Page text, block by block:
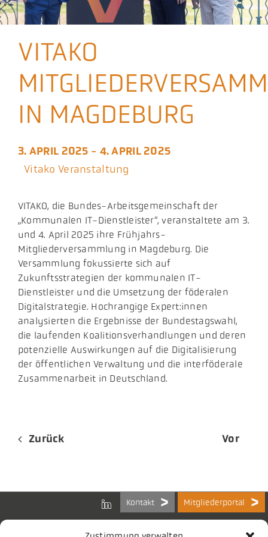
Aktuelles
Podcast
VITAKO
IN MAGDEBURG
3. APRIL 2025 - 4. APRIL 2025
Vitako Veranstaltung
VITAKO, die Bundes-Arbeitsgemeinschaft der
„Kommunalen IT-Dienstleister“, veranstaltete am 3.
und 4. April 2025 ihre Frühjahrs-
Mitgliederversammlung in Magdeburg. Die
Versammlung fokussierte sich auf
Zukunftsstrategien der kommunalen IT-
Dienstleister und die Umsetzung der föderalen
Digitalstrategie. Hochrangige Expert:innen
analysierten die Ergebnisse der Bundestagswahl,
die laufenden Koalitionsverhandlungen und deren
potenzielle Auswirkungen auf die Digitalisierung
der öffentlichen Verwaltung und die interföderale
Zusammenarbeit in Deutschland.
Zurück Vor
Kontakt Mitgliederportal